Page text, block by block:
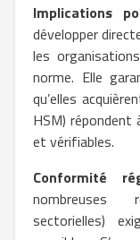
Implications
développer
les
norme. Elle
qu’elles
HSM)
et vérifiables.
Conformité
nombreuses
sectorielles)